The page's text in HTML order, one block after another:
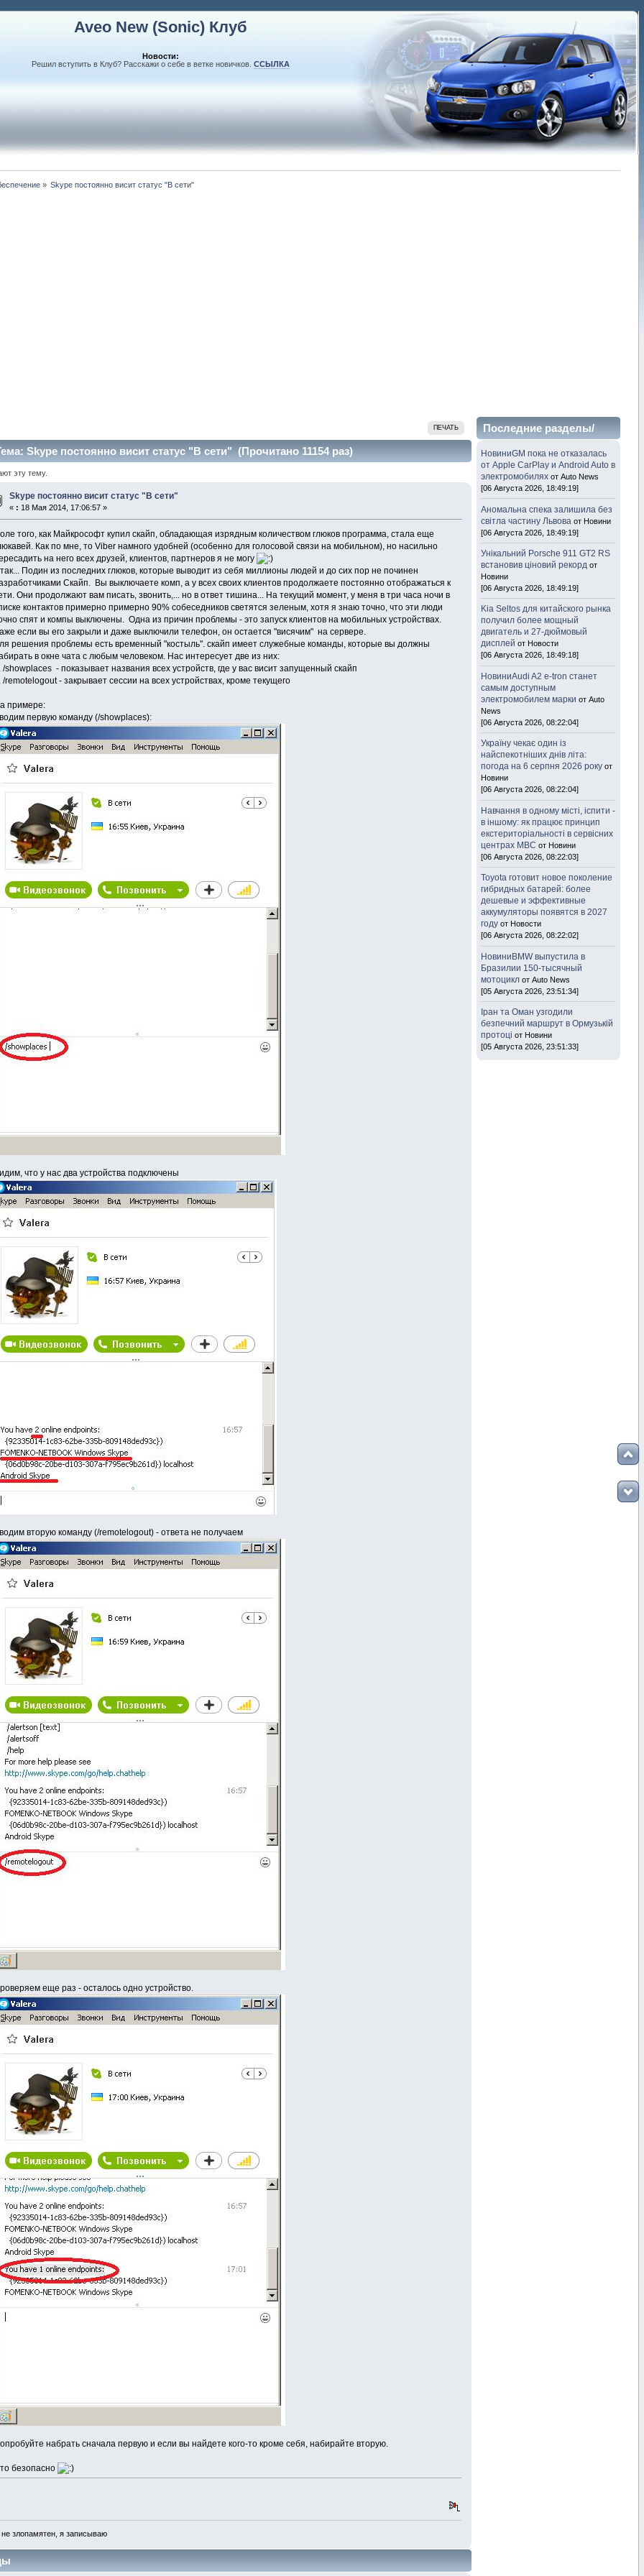
Aveo New (Sonic) Клуб
Новости:
Решил вступить в Клуб? Расскажи о себе в ветке новичков.ССЫЛКА
» Skype постоянно висит статуc "В сети"
ПЕЧАТЬ
Skype постоянно висит статуc "В сети" (Прочитано 11154 раз)
эту тему.
Skype постоянно висит статуc "В сети"
« : 18 Мая 2014, 17:06:57 »
того, как Майкрософт купил скайп, обладающая изрядным количеством глюков программа, стала еще
Как по мне, то Viber намного удобней (особенно для голосовой связи на мобильном), но насильно
на него всех друзей, клиентов, партнеров я не могу
Подин из последних глюков, которые выводит из себя миллионы людей и до сих пор не починен
Скайп. Вы выключаете комп, а у всех своих клиентов продолжаете постоянно отображаться к
Они продолжают вам писать, звонить,... но в ответ тишина... На текущий момент, у меня в три часа ночи в
контактов примерно примерно 90% собеседников светятся зеленым, хотя я знаю точно, что эти люди
спят и компы выключены. Одна из причин проблемы - это запуск клиентов на мобильных устройствах.
если вы его закрыли и даже выключили телефон, он остается "висячим" на сервере.
решения проблемы есть временный "костыль". скайп имеет служебные команды, которые вы должны
в окне чата с любым человеком. Нас интересует две из них:
/showplaces - показывает названия всех устройств, где у вас висит запущенный скайп
/remotelogout - закрывает сессии на всех устройствах, кроме текущего
примере:
первую команду (/showplaces):
что у нас два устройства подключены
вторую команду (/remotelogout) - ответа не получаем
еще раз - осталось одно устройство.
набрать сначала первую и если вы найдете кого-то кроме себя, набирайте вторую.
безопасно
злопамятен, я записываю
Последние разделы/
темы
НовиниGM пока не отказалась
от Apple CarPlay и Android Auto в
электромобилях от Auto News
[06 Августа 2026, 18:49:19]
Аномальна спека залишила без
світла частину Львова от Новини
[06 Августа 2026, 18:49:19]
Унікальний Porsche 911 GT2 RS
встановив ціновий рекорд от
Новини
[06 Августа 2026, 18:49:19]
Kia Seltos для китайского рынка
получил более мощный
двигатель и 27-дюймовый
дисплей от Новости
[06 Августа 2026, 18:49:18]
НовиниAudi A2 e-tron станет
самым доступным
электромобилем марки от Auto
News
[06 Августа 2026, 08:22:04]
Україну чекає один із
найспекотніших днів літа:
погода на 6 серпня 2026 року от
Новини
[06 Августа 2026, 08:22:04]
Навчання в одному місті, іспити -
в іншому: як працює принцип
екстериторіальності в сервісних
центрах МВС от Новини
[06 Августа 2026, 08:22:03]
Toyota готовит новое поколение
гибридных батарей: более
дешевые и эффективные
аккумуляторы появятся в 2027
году от Новости
[06 Августа 2026, 08:22:02]
НовиниBMW выпустила в
Бразилии 150-тысячный
мотоцикл от Auto News
[05 Августа 2026, 23:51:34]
Іран та Оман узгодили
безпечний маршрут в Ормузькій
протоці от Новини
[05 Августа 2026, 23:51:33]